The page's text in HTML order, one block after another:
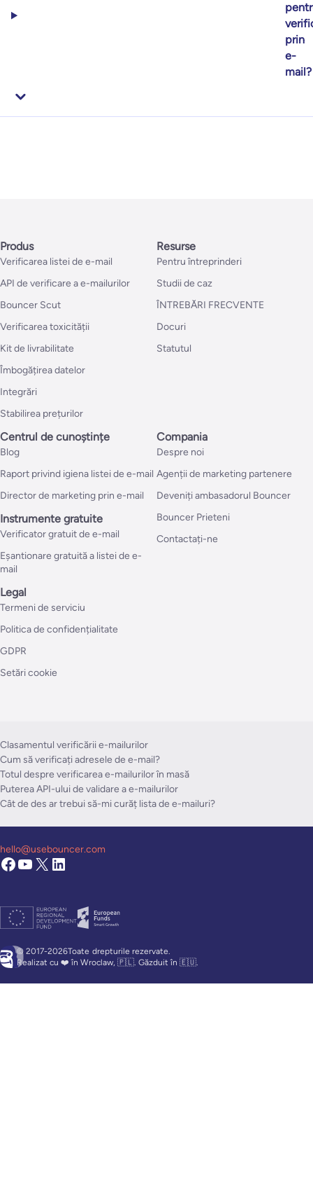
prin
e-
mail?
Produs
Verificarea listei de e-mail
API de verificare a e-mailurilor
Bouncer Scut
Verificarea toxicității
Kit de livrabilitate
Îmbogățirea datelor
Integrări
Stabilirea prețurilor
Resurse
Pentru întreprinderi
Studii de caz
ÎNTREBĂRI FRECVENTE
Docuri
Statutul
Centrul de cunoștințe
Blog
Raport privind igiena listei de e-mail
Director de marketing prin e-mail
Instrumente gratuite
Verificator gratuit de e-mail
Eșantionare gratuită a listei de e-
mail
Compania
Despre noi
Agenții de marketing partenere
Deveniți ambasadorul Bouncer
Bouncer Prieteni
Contactați-ne
Legal
Termeni de serviciu
Politica de confidențialitate
GDPR
Setări cookie
Clasamentul verificării e-mailurilor
Cum să verificați adresele de e-mail?
Totul despre verificarea e-mailurilor în masă
Puterea API-ului de validare a e-mailurilor
Cât de des ar trebui să-mi curăț lista de e-mailuri?
© 2017-2026Toate drepturile rezervate.
Realizat cu ❤️ în Wroclaw, 🇵🇱. Găzduit în 🇪🇺.
hello@usebouncer.com